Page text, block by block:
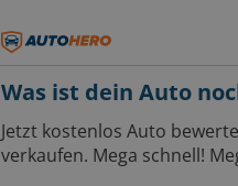
Was ist dein Auto
Jetzt kostenlos Auto
verkaufen. Mega schnell!